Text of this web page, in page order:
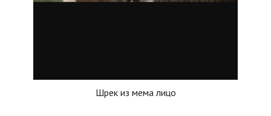
Шрек из мема лицо